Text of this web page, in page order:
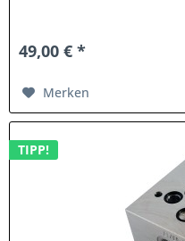
49,00 € *
Merken
TIPP!